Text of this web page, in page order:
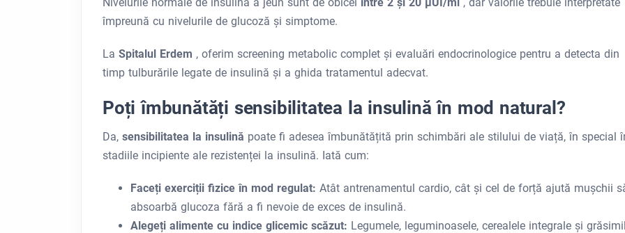
împreună cu nivelurile de glucoză și simptome.
La Spitalul Erdem , oferim screening metabolic complet și evaluări endocrinologice pentru a detecta din
timp tulburările legate de insulină și a ghida tratamentul adecvat.
Poți îmbunătăți sensibilitatea la insulină în mod natural?
Da, sensibilitatea la insulină poate fi adesea îmbunătățită prin schimbări ale stilului de viață, în special
stadiile incipiente ale rezistenței la insulină. Iată cum:
Faceți exerciții fizice în mod regulat: Atât antrenamentul cardio, cât și cel de forță ajută mușchii
absoarbă glucoza fără a fi nevoie de exces de insulină.
Alegeți alimente cu indice glicemic scăzut: Legumele, leguminoasele, cerealele integrale și